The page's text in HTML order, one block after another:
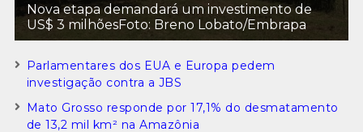
Nova etapa demandará um investimento de
US$ 3 milhõesFoto: Breno Lobato/Embrapa
Parlamentares dos EUA e Europa pedem
investigação contra a JBS
Mato Grosso responde por 17,1% do desmatamento
de 13,2 mil km² na Amazônia